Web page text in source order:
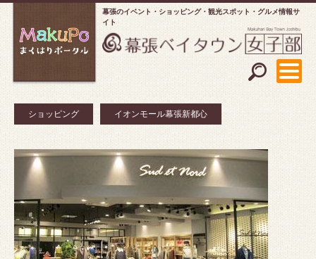
幕張のイベント・ショッピング
観光スポット・グルメ情報サ
イト
ショッピング イオンモール幕張新都心